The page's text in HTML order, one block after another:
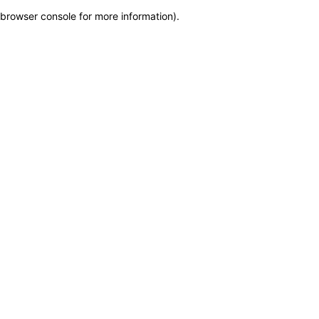
browser console for more information).